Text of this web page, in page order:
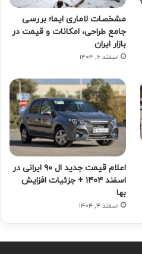
مشخصات لاماری ایما؛ بررسی
جامع طراحی، امکانات و قیمت در
بازار ایران
اسفند ۶, ۱۴۰۴
اعلام قیمت جدید ال ۹۰ ایرانی در
اسفند ۱۴۰۴ + جزئیات افزایش
بها
اسفند ۴, ۱۴۰۴